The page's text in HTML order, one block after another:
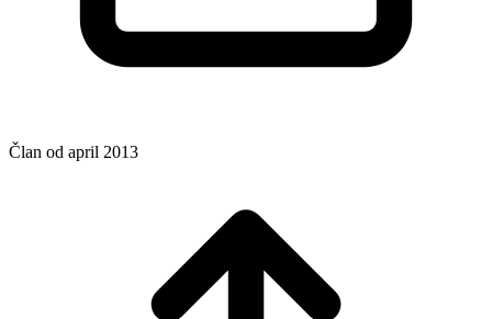
Član od april 2013